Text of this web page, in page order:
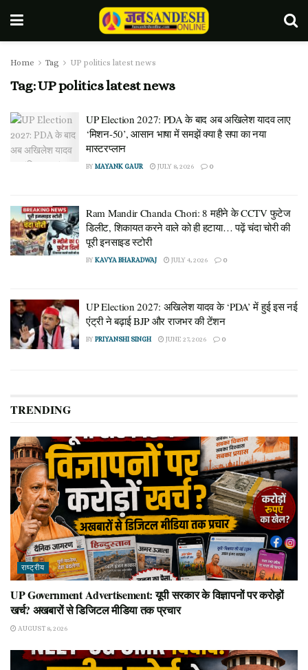
Home Tag UP politics latest news
Tag:UP politics latest news
UP Election 2027: PDA के बाद अब अखिलेश यादव लाए
‘मिशन-50’, आसान भाषा में समझें क्या है सपा का नया
मास्टरप्लान
BYMAYANK GAUR JULY 8, 2026 0
Ram Mandir Chanda Chori: 8 महीने के CCTV फुटेज
डिलीट, शिकायत करने वाले को ही हटाया… पढ़ें चंदा चोरी की
पूरी इनसाइड स्टोरी
BYKAVYA BHARADWAJ JULY 4, 2026 0
UP Election 2027: अखिलेश यादव के ‘PDA’ में हुई इस नई
एंट्री ने बढ़ाई BJP और राजभर की टेंशन
BYPRIYANSHI SINGH JUNE 27, 2026 0
TRENDING
राष्ट्रीय
UP Government Advertisement: यूपी सरकार के विज्ञापनों पर करोड़ों
खर्च? अखबारों से डिजिटल मीडिया तक प्रचार
AUGUST 8, 2026